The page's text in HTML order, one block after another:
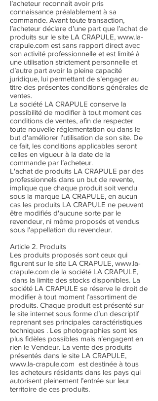
l’acheteur reconnaît avoir pris
connaissance préalablement à sa
commande. Avant toute transaction,
l’acheteur déclare d’une part que l’achat de
produits sur le site LA CRAPULE, www.la-
crapule.com est sans rapport direct avec
son activité professionnelle et est limité à
une utilisation strictement personnelle et
d’autre part avoir la pleine capacité
juridique, lui permettant de s’engager au
titre des présentes conditions générales de
ventes.
La société LA CRAPULE conserve la
possibilité de modifier à tout moment ces
conditions de ventes, afin de respecter
toute nouvelle réglementation ou dans le
but d'améliorer l’utilisation de son site. De
ce fait, les conditions applicables seront
celles en vigueur à la date de la
commande par l’acheteur.
L'achat de produits LA CRAPULE par des
professionnels dans un but de revente,
implique que chaque produit soit vendu
sous la marque LA CRAPULE, en aucun
cas les produits LA CRAPULE ne peuvent
être modifiés d'aucune sorte par le
revendeur, ni même proposés et vendus
sous l'appellation du revendeur.
Article 2. Produits
Les produits proposés sont ceux qui
figurent sur le site LA CRAPULE, www.la-
crapule.com de la société LA CRAPULE,
dans la limite des stocks disponibles. La
société LA CRAPULE se réserve le droit de
modifier à tout moment l’assortiment de
produits. Chaque produit est présenté sur
le site internet sous forme d’un descriptif
reprenant ses principales caractéristiques
techniques . Les photographies sont les
plus fidèles possibles mais n’engagent en
rien le Vendeur. La vente des produits
présentés dans le site LA CRAPULE,
www.la-crapule.com est destinée à tous
les acheteurs résidants dans les pays qui
autorisent pleinement l’entrée sur leur
territoire de ces produits.